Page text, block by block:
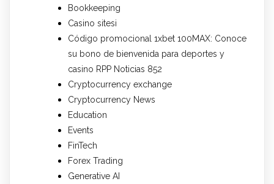
Bookkeeping
Casino sitesi
Código promocional 1xbet 100MAX: Conoce
su bono de bienvenida para deportes y
casino RPP Noticias 852
Cryptocurrency exchange
Cryptocurrency News
Education
Events
FinTech
Forex Trading
Generative AI